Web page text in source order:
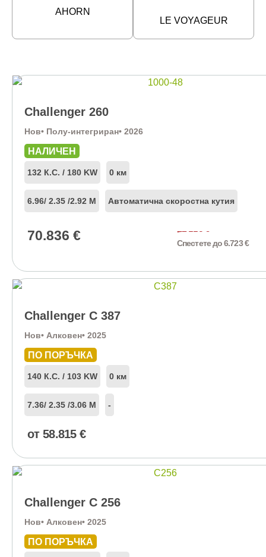
AHORN
LE VOYAGEUR
Challenger 260
Нов• Полу-интегриран• 2026
НАЛИЧЕН
132 К.С. / 180 KW 0 км
6.96/ 2.35 /2.92 М Автоматична скоростна кутия
70.836 € 77.559 €
Спестете до 6.723 €
Challenger C 387
Нов• Алковен• 2025
ПО ПОРЪЧКА
140 К.С. / 103 KW 0 км
7.36/ 2.35 /3.06 М -
от 58.815€
Challenger C 256
Нов• Алковен• 2025
ПО ПОРЪЧКА